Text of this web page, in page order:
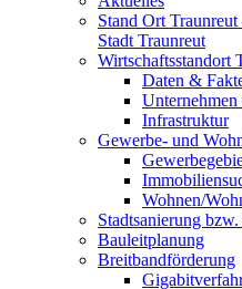
Stand Ort
Stadt Traunreut
Wirtschaftsstandort
Daten &
Infrastruktur
Gewerbe- und
Wohnen/
Stadtsanierung
Bauleitplanung
Breitbandförderung